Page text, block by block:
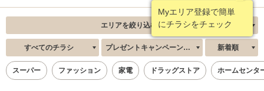
Myエリア登録で簡単
にチラシをチェック
エリアを絞り込む
すべてのチラシ プレゼントキャンペーン・クーポン 新着順
スーパー ファッション 家電 ドラッグストア ホームセンタ